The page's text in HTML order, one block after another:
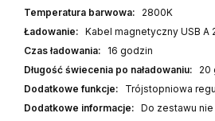
Temperatura barwowa:
2800K
Ładowanie: Kabel magnetyczny USB A
Czas ładowania:
16 godzin
Długość świecenia po naładowaniu:
20
Dodatkowe funkcje:
Trójstopniowa
Dodatkowe informacje: Do zestawu nie